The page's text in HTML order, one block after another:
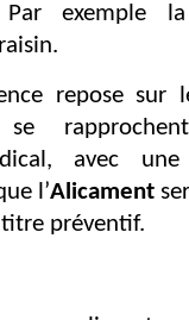
exemple
repose sur
avec
l’Alicament
préventif.